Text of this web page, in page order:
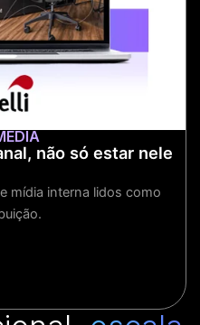
sob controle.
não só estar nele
mídia interna lidos como